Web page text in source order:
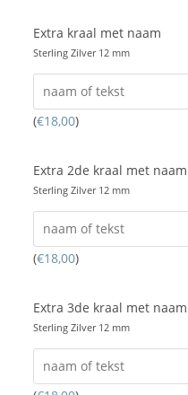
Extra kraal met naam
Sterling Zilver 12 mm
(€18,00)
Extra 2de kraal met naam
Sterling Zilver 12 mm
(€18,00)
Extra 3de kraal met naam
Sterling Zilver 12 mm